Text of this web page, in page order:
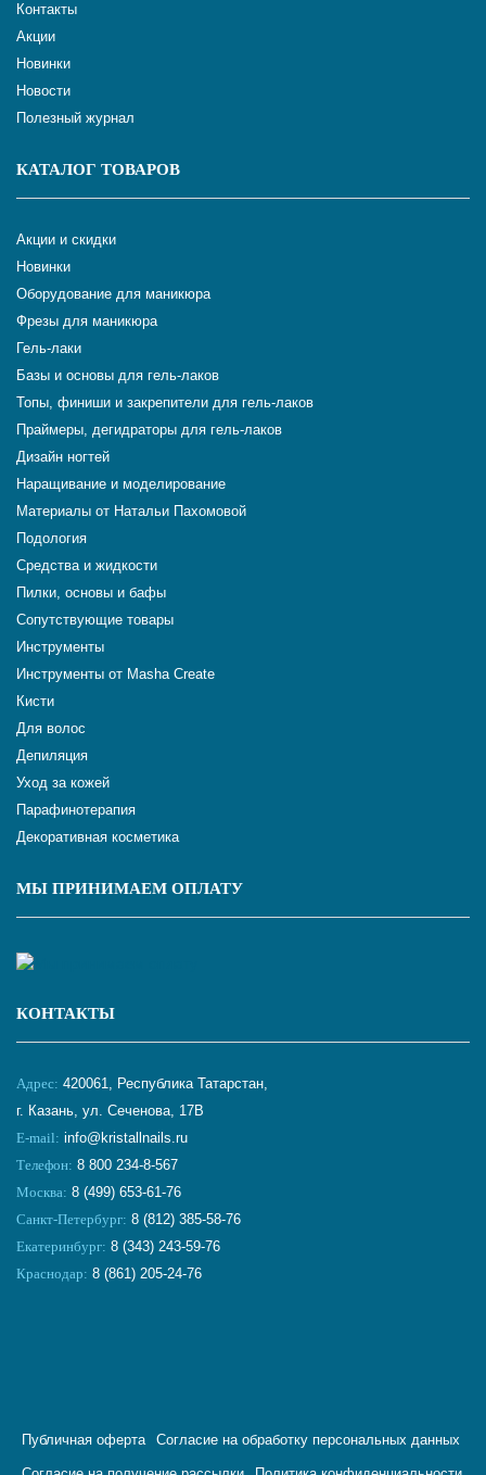
Контакты
Акции
Новинки
Новости
Полезный журнал
КАТАЛОГ ТОВАРОВ
Акции и скидки
Новинки
Оборудование для маникюра
Фрезы для маникюра
Гель-лаки
Базы и основы для гель-лаков
Топы, финиши и закрепители для гель-лаков
Праймеры, дегидраторы для гель-лаков
Дизайн ногтей
Наращивание и моделирование
Материалы от Натальи Пахомовой
Подология
Средства и жидкости
Пилки, основы и бафы
Сопутствующие товары
Инструменты
Инструменты от Masha Create
Кисти
Для волос
Депиляция
Уход за кожей
Парафинотерапия
Декоративная косметика
МЫ ПРИНИМАЕМ ОПЛАТУ
КОНТАКТЫ
Адрес: 420061, Республика Татарстан,
г. Казань, ул. Сеченова, 17В
E-mail: info@kristallnails.ru
Телефон: 8 800 234-8-567
Москва: 8 (499) 653-61-76
Санкт-Петербург: 8 (812) 385-58-76
Екатеринбург: 8 (343) 243-59-76
Краснодар: 8 (861) 205-24-76
Публичная оферта Согласие на обработку персональных данных